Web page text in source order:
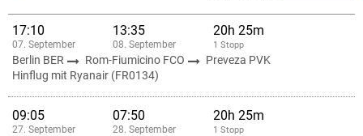
17:10
07. September
13:35
08. September
20h 25m
1 Stopp
Berlin BER Rom-Fiumicino FCO
Preveza PVK
Hinflug mit Ryanair (FR0134)
09:05
27. September
07:50
28. September
20h 25m
1 Stopp